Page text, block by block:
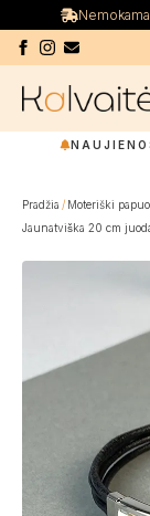
Pradžia Moteriški
Jaunatviška 20 cm